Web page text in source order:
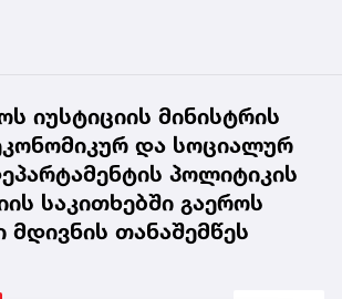
იუსტიციის მინისტრის
და სოციალურ
პოლიტიკის
საკითხებში გაეროს
მდივნის თანაშემწეს